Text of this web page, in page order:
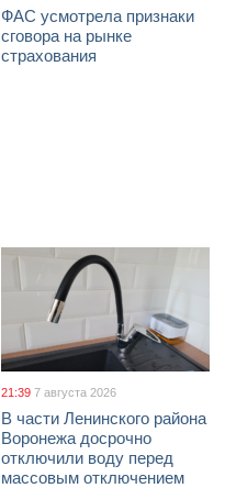
ФАС усмотрела признаки
сговора на рынке
страхования
21:39 7 августа 2026
В части Ленинского района
Воронежа досрочно
отключили воду перед
массовым отключением